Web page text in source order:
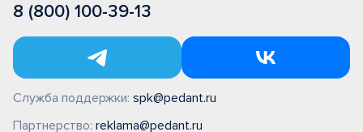
8 (800) 100-39-13
Служба поддержки: spk@pedant.ru
Партнерство: reklama@pedant.ru